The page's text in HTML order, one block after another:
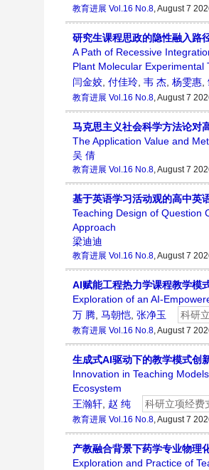
教育进展 Vol.16 No.8, August 7
研究生课程思政的隐性融入
A Path of Recessive
Plant Molecular Experimental
闫金姣, 付佳玲, 韦 杰, 杨雯惠,
教育进展 Vol.16 No.8, August 7
马克思主义社会科学方法论对
The Application Value and
吴 倩
教育进展 Vol.16 No.8, August 7
基于英语学习活动观的高中英
Teaching Design of Question
Approach
梁迪迪
教育进展 Vol.16 No.8, August 7
AI赋能工程热力学课程教学模
Exploration of an AI-
万 腾, 马朝恺, 张净玉 科研
教育进展 Vol.16 No.8, August 7
生成式AI驱动下的教学模式创
Innovation in Teaching
Ecosystem
王瀚轩, 赵 纯 科研立项经费
教育进展 Vol.16 No.8, August 7
产教融合背景下药学专业物理
Exploration and Practice of